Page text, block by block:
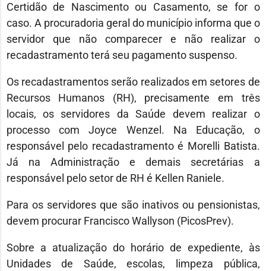
Certidão de Nascimento ou Casamento, se for o
caso. A procuradoria geral do município informa que o
servidor que não comparecer e não realizar o
recadastramento terá seu pagamento suspenso.
Os recadastramentos serão realizados em setores de
Recursos Humanos (RH), precisamente em três
locais, os servidores da Saúde devem realizar o
processo com Joyce Wenzel. Na Educação, o
responsável pelo recadastramento é Morelli Batista.
Já na Administração e demais secretárias a
responsável pelo setor de RH é Kellen Raniele.
Para os servidores que são inativos ou pensionistas,
devem procurar Francisco Wallyson (PicosPrev).
Sobre a atualização do horário de expediente, às
Unidades de Saúde, escolas, limpeza pública,